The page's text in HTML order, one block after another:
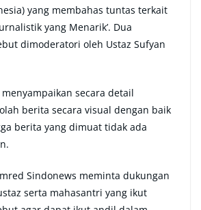
yang membahas tuntas terkait
yang Menarik’. Dua
dimoderatori oleh Ustaz Sufyan
secara detail
berita secara visual dengan baik
berita yang dimuat tidak ada
Sindonews meminta dukungan
serta mahasantri yang ikut